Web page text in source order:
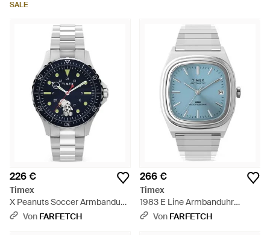
SALE
226 €
Timex
X Peanuts Soccer Armbanduhr
41Mm - Blau
Von FARFETCH
266 €
Timex
1983 E Line Armbanduhr
34Mm - Blau
Von FARFETCH